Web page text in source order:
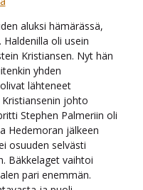
aluksi hämärässä,
oli usein
Kristiansen. Nyt hän
yhden
lähteneet
johto
Stephen Palmeriin oli
Hedemoran jälkeen
osuuden selvästi
Bäkkelaget vaihtoi
pari enemmän.